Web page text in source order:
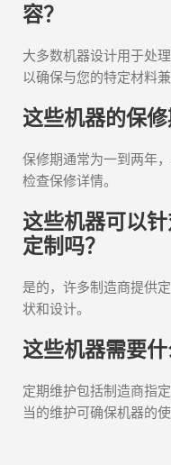
容？
大多数机器设计用于处
以确保与您的特定材料兼
这些机器的保修
保修期通常为一到两年
检查保修详情。
这些机器可以
定制吗？
是的，许多制造商提供
状和设计。
这些机器需要什
定期维护包括制造商指
当的维护可确保机器的